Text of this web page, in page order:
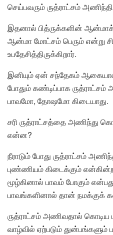
செய்பவரும் ருத்ராட்சம்
இதனால் பித்ருக்களின்
ஆன்மா மோட்சம் பெரும் என்று
உபதேசித்திருக்கிறார்.
இனியும் ஏன் சந்தேகம்
போதும் கண்டிப்பாக
பாவமோ, தோஷமோ கிடையாது.
சரி ருத்ராட்சத்தை
என்ன?
நீராடும் போது ருத்ராட்சம்
புண்ணியம் கிடைக்கும்
மூழ்கினால் பாவம் போகும்
பாவங்களினால் தான் நமக்குக்
ருத்ராட்சம் அணிவதால்
வாழ்வில் ஏற்படும் துன்பங்களும்